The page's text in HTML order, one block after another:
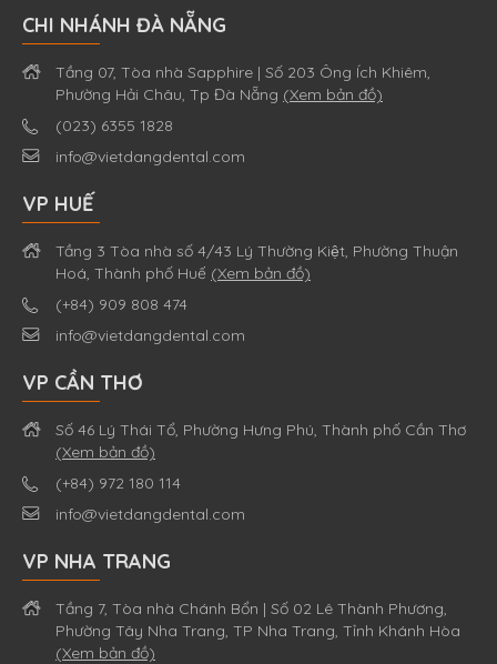
CHI NHÁNH ĐÀ NẴNG
Tầng 07, Tòa nhà Sapphire | Số 203 Ông Ích Khiêm,
Phường Hải Châu, Tp Đà Nẵng (Xem bản đồ)
(023) 6355 1828
info@vietdangdental.com
VP HUẾ
Tầng 3 Tòa nhà số 4/43 Lý Thường Kiệt, Phường Thuận
Hoá, Thành phố Huế (Xem bản đồ)
(+84) 909 808 474
info@vietdangdental.com
VP CẦN THƠ
Số 46 Lý Thái Tổ, Phường Hưng Phú, Thành phố Cần Thơ
(Xem bản đồ)
(+84) 972 180 114
info@vietdangdental.com
VP NHA TRANG
Tầng 7, Tòa nhà Chánh Bổn | Số 02 Lê Thành Phương,
Phường Tây Nha Trang, TP Nha Trang, Tỉnh Khánh Hòa
(Xem bản đồ)